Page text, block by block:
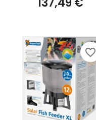
favorite_border